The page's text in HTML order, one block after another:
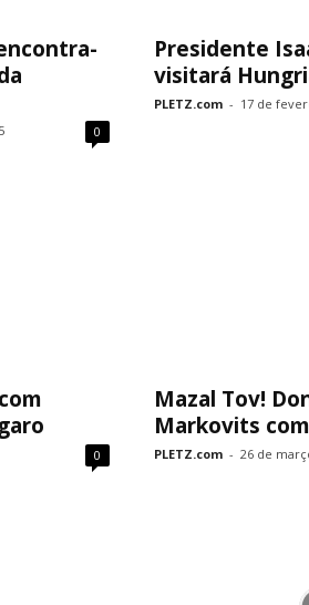
0
Presidente
visitará
PLETZ.com - 17 de
0
Mazal Tov!
Markovits
PLETZ.com - 26 de